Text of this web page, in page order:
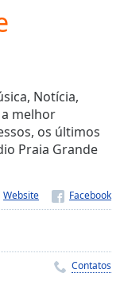
Notícia,
melhor
os últimos
Praia Grande
Website
Contatos